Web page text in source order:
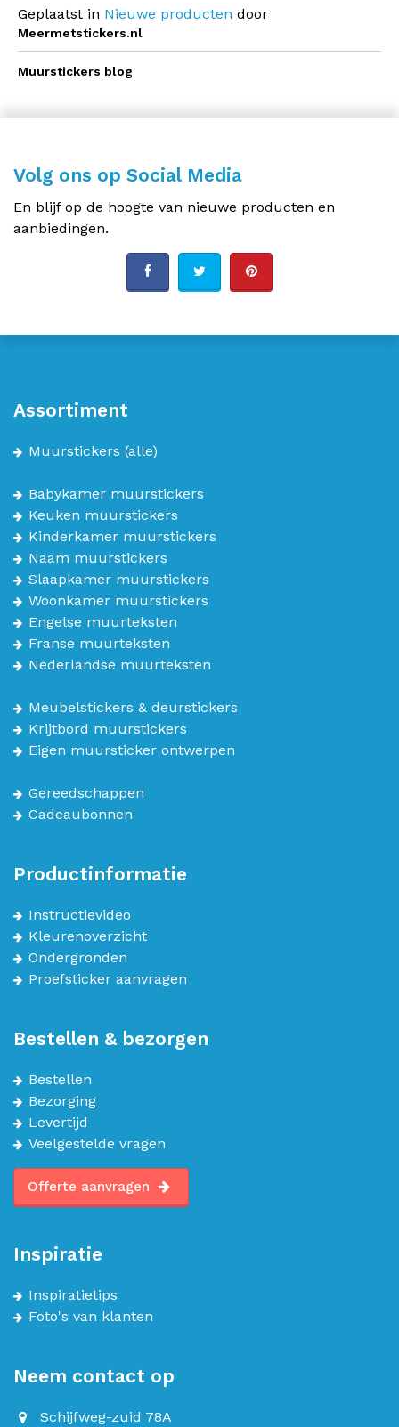
Geplaatst in Nieuwe producten door
Meermetstickers.nl
Muurstickers blog
Volg ons op Social Media
En blijf op de hoogte van nieuwe producten en
aanbiedingen.
Assortiment
Muurstickers (alle)
Babykamer muurstickers
Keuken muurstickers
Kinderkamer muurstickers
Naam muurstickers
Slaapkamer muurstickers
Woonkamer muurstickers
Engelse muurteksten
Franse muurteksten
Nederlandse muurteksten
Meubelstickers & deurstickers
Krijtbord muurstickers
Eigen muursticker ontwerpen
Gereedschappen
Cadeaubonnen
Productinformatie
Instructievideo
Kleurenoverzicht
Ondergronden
Proefsticker aanvragen
Bestellen & bezorgen
Bestellen
Bezorging
Levertijd
Veelgestelde vragen
Offerte aanvragen
Inspiratie
Inspiratietips
Foto's van klanten
Neem contact op
Schijfweg-zuid 78A